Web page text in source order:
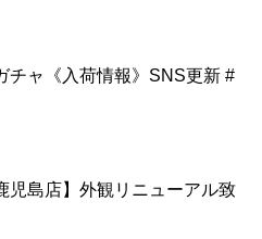
チャ《入荷情報》SNS更新 #
児島店】外観リニューアル致